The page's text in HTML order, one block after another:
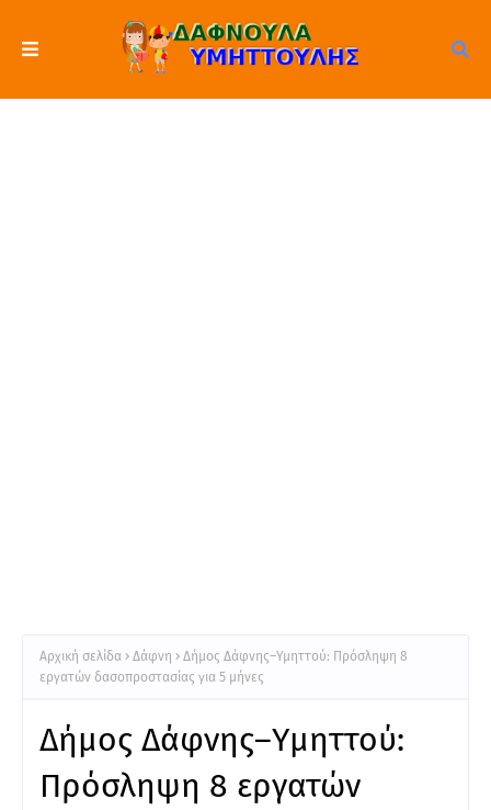
Αρχική σελίδα Δάφνη
Δήμος Δάφνης–Υμηττού: Πρόσληψη 8
εργατών δασοπροστασίας για 5 μήνες
Δήμος Δάφνης–Υμηττού:
Πρόσληψη 8 εργατών